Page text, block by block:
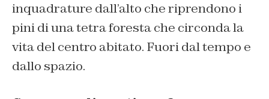
inquadrature dall’alto che riprendono i
pini di una tetra foresta che circonda la
vita del centro abitato. Fuori dal tempo e
dallo spazio.